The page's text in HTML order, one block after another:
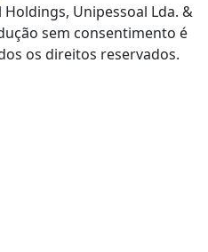
Unipessoal Lda. &
sem consentimento é
os direitos reservados.